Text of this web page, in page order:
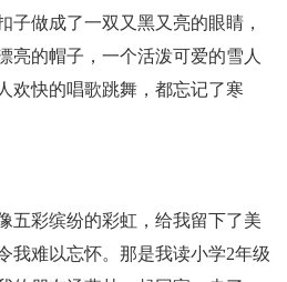
子做成了一双又黑又亮的眼睛，
亮的帽子，一个活泼可爱的雪人
欢快的唱歌跳舞，都忘记了寒
五彩缤纷的彩虹，给我留下了美
我难以忘怀。那是我读小学2年级